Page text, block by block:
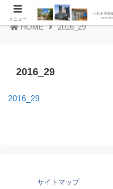
HOME 2016_29
2016_29
2016_29
サイトマップ
メニュー